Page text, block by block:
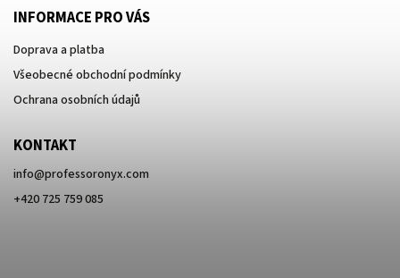
INFORMACE PRO VÁS
Doprava a platba
Všeobecné obchodní podmínky
Ochrana osobních údajů
KONTAKT
info@professoronyx.com
+420 725 759 085